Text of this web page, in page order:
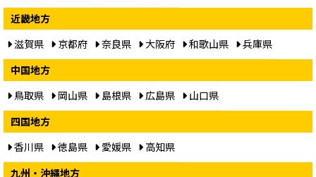
近畿地方
滋賀県
京都府 奈良県 大阪府 和歌山県
兵庫県
中国地方
鳥取県
岡山県 島根県 広島県
山口県
四国地方
香川県
徳島県 愛媛県
高知県
九州・沖縄地方